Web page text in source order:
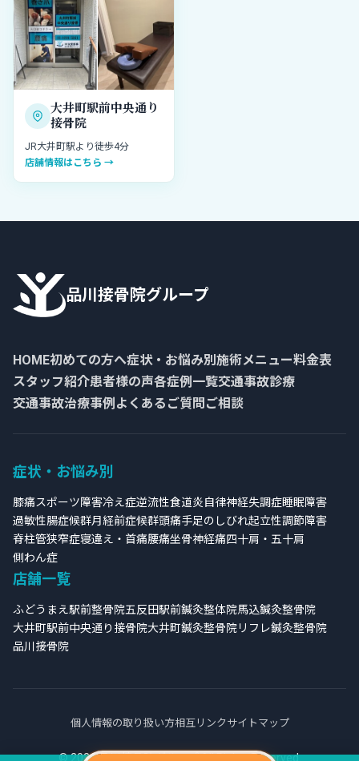
大井町駅前中央通り
接骨院
JR大井町駅より徒歩4分
店舗情報はこちら →
品川接骨院グループ
HOME初めての方へ症状・お悩み別 施術メニュー料金表
スタッフ紹介患者様の声各症例一覧交通事故診療
交通事故治療事例 よくあるご質問 ご相談
症状・お悩み別
膝痛スポーツ障害冷え症逆流性食道炎自律神経失調症睡眠障害
過敏性腸症候群月経前症候群頭痛手足のしびれ起立性調節障害
脊柱管狭窄症寝違え・首痛腰痛坐骨神経痛四十肩・五十肩
側わん症
店舗一覧
ふどうまえ駅前整骨院五反田駅前鍼灸整体院馬込鍼灸整骨院
大井町駅前中央通り接骨院大井町鍼灸整骨院リフレ鍼灸整骨院
品川接骨院
個人情報の取り扱い方相互リンクサイトマップ
© 2026 品川接骨院グループ All Rights Reserved.